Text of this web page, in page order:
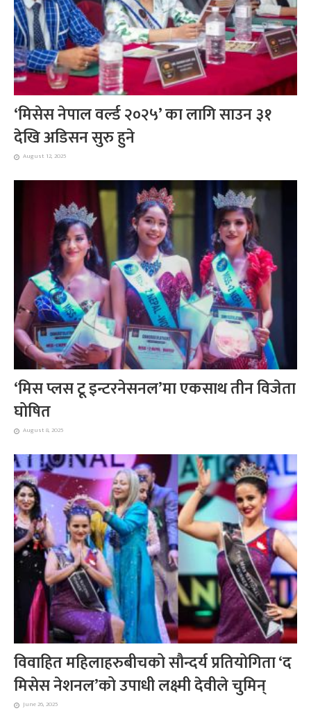
‘मिसेस नेपाल वर्ल्ड २०२५’ का लागि साउन ३१
देखि अडिसन सुरु हुने
August 12, 2025
‘मिस प्लस टू इन्टरनेसनल’मा एकसाथ तीन विजेता
घोषित
August 8, 2025
विवाहित महिलाहरुबीचको सौन्दर्य प्रतियोगिता ‘द
मिसेस नेशनल’को उपाधी लक्ष्मी देवीले चुमिन्
June 26, 2025